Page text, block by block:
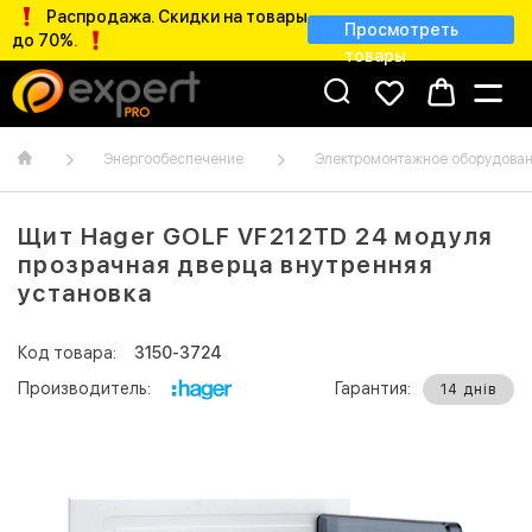
Распродажа. Скидки на товары
до 70%.
Просмотреть
товары
Энергообеспечение Электромонтажное
Щит Hager GOLF VF212TD 24 модуля
прозрачная дверца внутренняя
установка
Код товара:
3150-3724
Производитель:
Гарантия: 14 днів